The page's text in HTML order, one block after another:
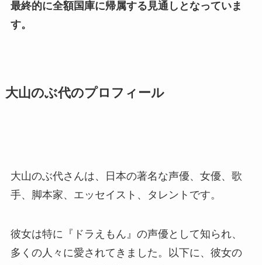
最終的に全額国庫に帰属する見通しとなっていま
す。
大山のぶ代のプロフィール
大山のぶ代さんは、日本の著名な声優、女優、歌
手、脚本家、エッセイスト、タレントです。
彼女は特に『ドラえもん』の声優として知られ、
多くの人々に愛されてきました。以下に、彼女の